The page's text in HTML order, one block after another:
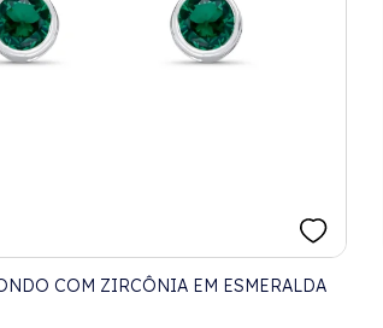
COM ZIRCÔNIA EM ESMERALDA